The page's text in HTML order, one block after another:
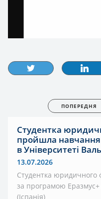
ПОПЕРЕДНЯ
Студентка
пройшла
в Університеті
13.07.2026
Студентка юридичного
за програмою Еразмус+
(Іспанія)